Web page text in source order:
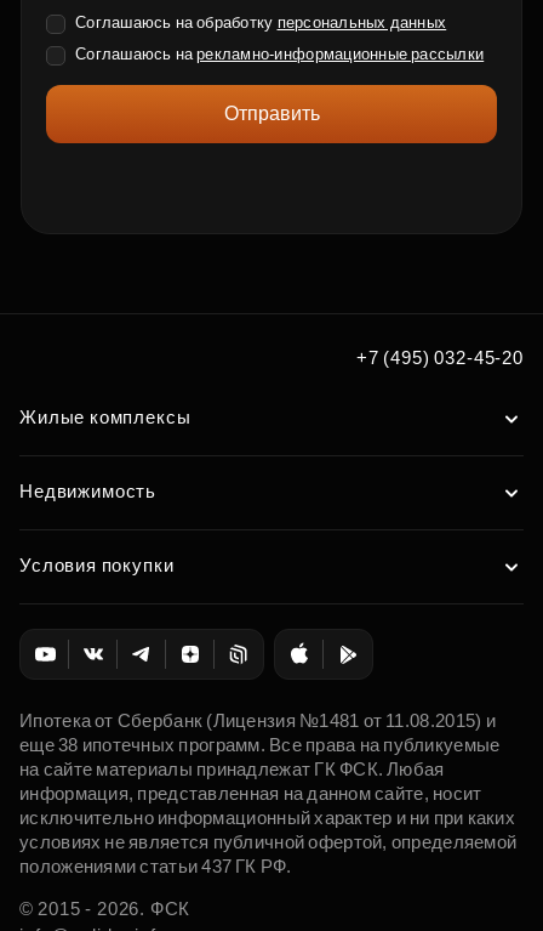
Соглашаюсь на обработку персональных данных
Соглашаюсь нарекламно-информационные рассылки
Отправить
+7 (495) 032-45-20
Жилые комплексы
Недвижимость
Условия покупки
Ипотека от Сбербанк (Лицензия №1481 от 11.08.2015) и
еще 38 ипотечных программ. Все права на публикуемые
на сайте материалы принадлежат ГК ФСК. Любая
информация, представленная на данном сайте, носит
исключительно информационный характер и ни при каких
условиях не является публичной офертой, определяемой
положениями статьи 437 ГК РФ.
© 2015 - 2026. ФСК